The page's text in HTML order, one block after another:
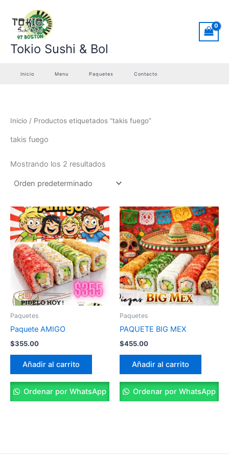
contenido
Tokio Sushi & Bol
Inicio Menu Paquetes Contacto
Inicio / Productos etiquetados “takis fuego”
takis fuego
Mostrando los 2 resultados
Paquetes
Paquete AMIGO
$355.00
Añadir al carrito
Ordenar por WhatsApp
Paquetes
PAQUETE BIG MEX
$455.00
Añadir al carrito
Ordenar por WhatsApp